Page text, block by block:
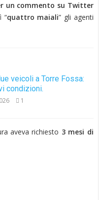
un commento su Twitter
“quattro maiali” gli agenti
veicoli a Torre Fossa:
condizioni.
1
aveva richiesto 3 mesi di